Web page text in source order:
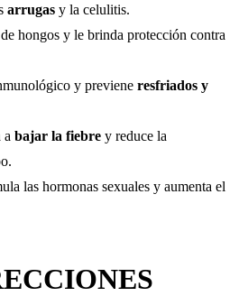
arrugas y la celulitis.
hongos y le brinda protección contra
y previene resfriados y
a bajar la fiebre y reduce la
las hormonas sexuales y aumenta el